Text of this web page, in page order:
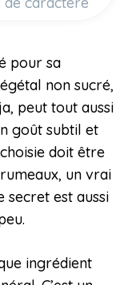
pour sa
non sucré,
peut tout aussi
goût subtil et
doit être
un vrai
secret est aussi
ingrédient